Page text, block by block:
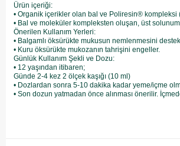
Ürün içeriği:
• Organik içerikler olan bal ve Poliresin® kompleksi
• Bal ve moleküler kompleksten oluşan, üst
Önerilen Kullanım Yerleri:
• Balgamlı öksürükte mukusun nemlenmesini
• Kuru öksürükte mukozanın tahrişini engeller.
Günlük Kullanım Şekli ve Dozu:
• 12 yaşından itibaren;
Günde 2-4 kez 2 ölçek kaşığı (10 ml)
• Dozlardan sonra 5-10 dakika kadar yeme/içme
• Son dozun yatmadan önce alınması önerilir.